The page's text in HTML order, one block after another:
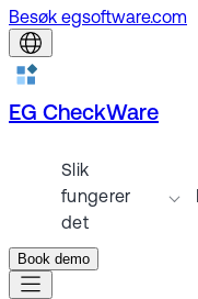
Besøk egsoftware.com
EG CheckWare
Slik
fungerer
det
Book demo